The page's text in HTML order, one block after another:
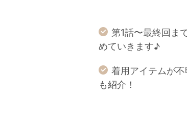
第1話〜最終回ま
めていきます♪
着用アイテムが
も紹介！